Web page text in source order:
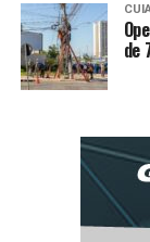
Programa
DON'T MISS
Os desafios
de